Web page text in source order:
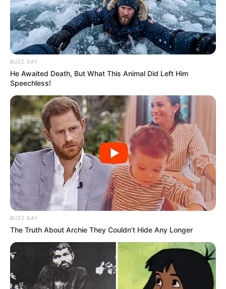
BUZZ DAY
He Awaited Death, But What This Animal Did Left Him
Speechless!
BUZZ DAY
The Truth About Archie They Couldn't Hide Any Longer